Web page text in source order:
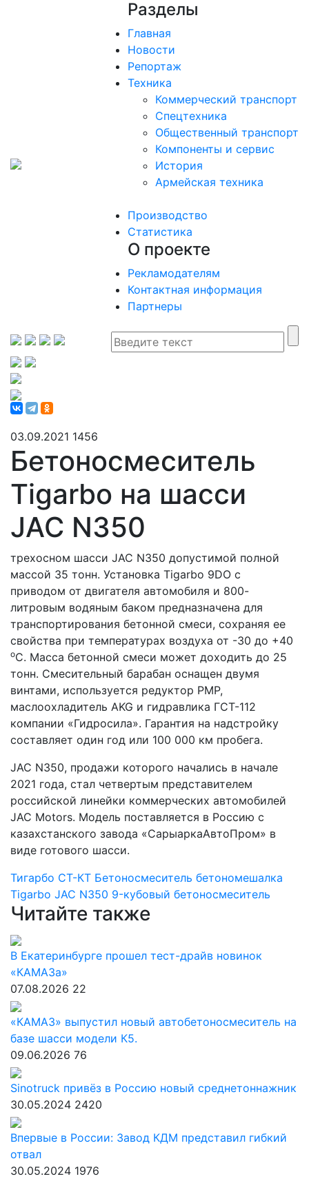
Разделы
Главная
Новости
Репортаж
Техника
Коммерческий транспорт
Спецтехника
Общественный транспорт
Компоненты и сервис
История
Армейская техника
Производство
Статистика
О проекте
Рекламодателям
Контактная информация
Партнеры
03.09.2021 1456
Бетоносмеситель
Tigarbo на шасси
JAC N350
трехосном шасси JAC N350 допустимой полной
массой 35 тонн. Установка Tigarbo 9DO с
приводом от двигателя автомобиля и 800-
литровым водяным баком предназначена для
транспортирования бетонной смеси, сохраняя ее
свойства при температурах воздуха от -30 до +40
оС. Масса бетонной смеси может доходить до 25
тонн. Смесительный барабан оснащен двумя
винтами, используется редуктор PMP,
маслоохладитель AKG и гидравлика ГСТ-112
компании «Гидросила». Гарантия на надстройку
составляет один год или 100 000 км пробега.
JAC N350, продажи которого начались в начале
2021 года, стал четвертым представителем
российской линейки коммерческих автомобилей
JAC Motors. Модель поставляется в Россию с
казахстанского завода «СарыаркаАвтоПром» в
виде готового шасси.
Тигарбо СТ-КТ Бетоносмеситель бетономешалка
Tigarbo JAC N350 9-кубовый бетоносмеситель
Читайте также
В Екатеринбурге прошел тест-драйв новинок
«КАМАЗа»
07.08.2026 22
«КАМАЗ» выпустил новый автобетоносмеситель на
базе шасси модели К5.
09.06.2026 76
Sinotruck привёз в Россию новый среднетоннажник
30.05.2024 2420
Впервые в России: Завод КДМ представил гибкий
отвал
30.05.2024 1976